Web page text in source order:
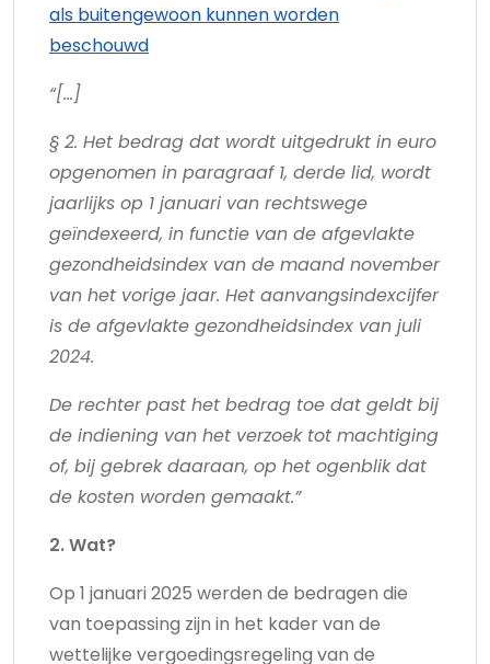
als buitengewoon kunnen worden
beschouwd
“[…]
§ 2. Het bedrag dat wordt uitgedrukt in euro
opgenomen in paragraaf 1, derde lid, wordt
jaarlijks op 1 januari van rechtswege
geïndexeerd, in functie van de afgevlakte
gezondheidsindex van de maand november
van het vorige jaar. Het aanvangsindexcijfer
is de afgevlakte gezondheidsindex van juli
2024.
De rechter past het bedrag toe dat geldt bij
de indiening van het verzoek tot machtiging
of, bij gebrek daaraan, op het ogenblik dat
de kosten worden gemaakt.”
2. Wat?
Op 1 januari 2025 werden de bedragen die
van toepassing zijn in het kader van de
wettelijke vergoedingsregeling van de